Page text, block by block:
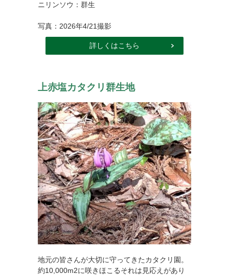
ニリンソウ：群生
写真：2026年4/21撮影
詳しくはこちら
上赤塩カタクリ群生地
地元の皆さんが大切に守ってきたカタクリ園。
約10,000m2に咲きほこるそれは見応えがあり